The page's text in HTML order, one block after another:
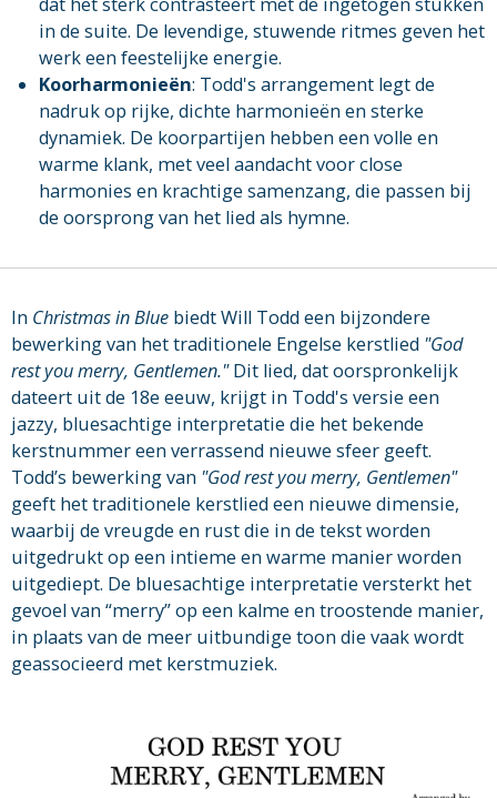
in de suite. De levendige, stuwende ritmes geven het
werk een feestelijke energie.
Koorharmonieën: Todd's arrangement legt de
nadruk op rijke, dichte harmonieën en sterke
dynamiek. De koorpartijen hebben een volle en
warme klank, met veel aandacht voor close
harmonies en krachtige samenzang, die passen bij
de oorsprong van het lied als hymne.
In Christmas in Blue biedt Will Todd een bijzondere
bewerking van het traditionele Engelse kerstlied "God
rest you merry, Gentlemen."Dit lied, dat oorspronkelijk
dateert uit de 18e eeuw, krijgt in Todd's versie een
jazzy, bluesachtige interpretatie die het bekende
kerstnummer een verrassend nieuwe sfeer geeft.
Todd’s bewerking van "God rest you merry, Gentlemen"
geeft het traditionele kerstlied een nieuwe dimensie,
waarbij de vreugde en rust die in de tekst worden
uitgedrukt op een intieme en warme manier worden
uitgediept. De bluesachtige interpretatie versterkt het
gevoel van “merry” op een kalme en troostende manier,
in plaats van de meer uitbundige toon die vaak wordt
geassocieerd met kerstmuziek.